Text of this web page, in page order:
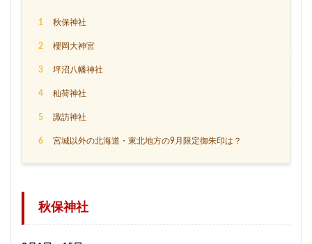
1 秋保神社
2 櫻岡大神宮
3 坪沼八幡神社
4 秈荷神社
5 諏訪神社
6 宮城以外の北海道・東北地方の9月限定御朱印は？
秋保神社